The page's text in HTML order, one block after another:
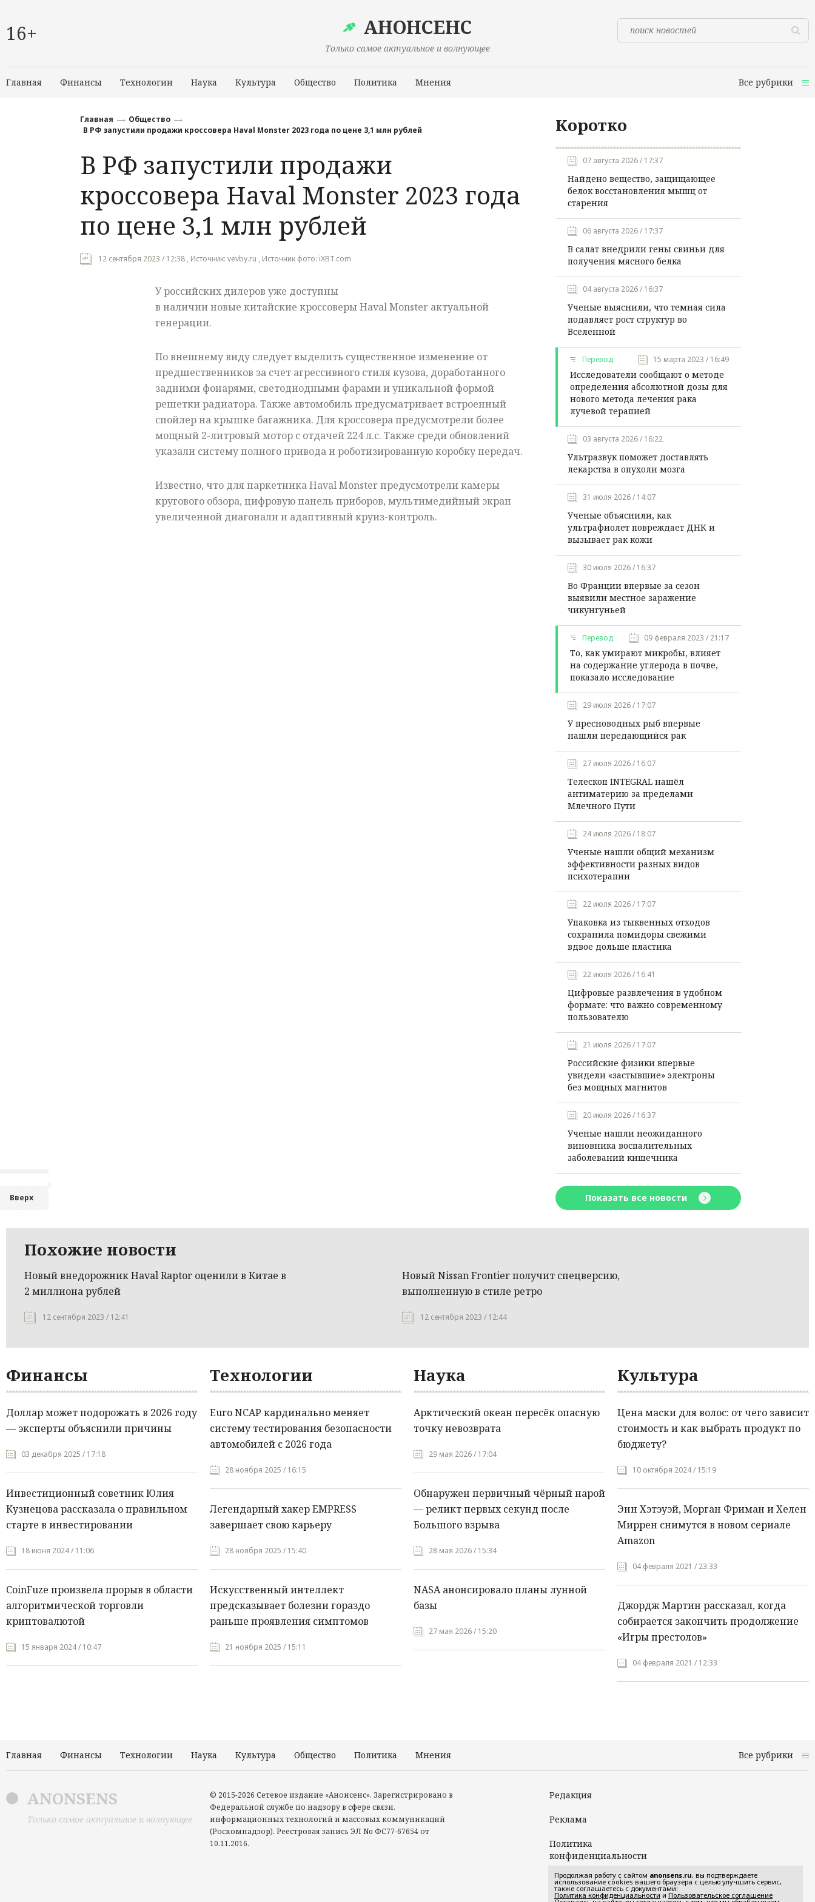
16+ АНОНСЕНС
Только самое актуальное и волнующее
Главная Финансы Технологии Наука Культура Общество Политика Мнения Все рубрики
Вверх
Главная
Общество
В РФ запустили продажи кроссовера Haval Monster 2023 года по цене 3,1 млн рублей
В РФ запустили продажи
кроссовера Haval Monster 2023 года
по цене 3,1 млн рублей
12 сентября 2023 / 12:38 , Источник: vevby.ru , Источник фото: iXBT.com
У российских дилеров уже доступны
в наличии новые китайские кроссоверы Haval Monster актуальной
генерации.
По внешнему виду следует выделить существенное изменение от
предшественников за счет агрессивного стиля кузова, доработанного
задними фонарями, светодиодными фарами и уникальной формой
решетки радиатора. Также автомобиль предусматривает встроенный
спойлер на крышке багажника. Для кроссовера предусмотрели более
мощный 2-литровый мотор с отдачей 224 л.с. Также среди обновлений
указали систему полного привода и роботизированную коробку передач.
Известно, что для паркетника Haval Monster предусмотрели камеры
кругового обзора, цифровую панель приборов, мультимедийный экран
увеличенной диагонали и адаптивный круиз-контроль.
Коротко
07 августа 2026 / 17:37
Найдено вещество, защищающее
белок восстановления мышц от
старения
06 августа 2026 / 17:37
В салат внедрили гены свиньи для
получения мясного белка
04 августа 2026 / 16:37
Ученые выяснили, что темная сила
подавляет рост структур во
Вселенной
Перевод 15 марта 2023 / 16:49
Исследователи сообщают о методе
определения абсолютной дозы для
нового метода лечения рака
лучевой терапией
03 августа 2026 / 16:22
Ультразвук поможет доставлять
лекарства в опухоли мозга
31 июля 2026 / 14:07
Ученые объяснили, как
ультрафиолет повреждает ДНК и
вызывает рак кожи
30 июля 2026 / 16:37
Во Франции впервые за сезон
выявили местное заражение
чикунгуньей
Перевод 09 февраля 2023 / 21:17
То, как умирают микробы, влияет
на содержание углерода в почве,
показало исследование
29 июля 2026 / 17:07
У пресноводных рыб впервые
нашли передающийся рак
27 июля 2026 / 16:07
Телескоп INTEGRAL нашёл
антиматерию за пределами
Млечного Пути
24 июля 2026 / 18:07
Ученые нашли общий механизм
эффективности разных видов
психотерапии
22 июля 2026 / 17:07
Упаковка из тыквенных отходов
сохранила помидоры свежими
вдвое дольше пластика
22 июля 2026 / 16:41
Цифровые развлечения в удобном
формате: что важно современному
пользователю
21 июля 2026 / 17:07
Российские физики впервые
увидели «застывшие» электроны
без мощных магнитов
20 июля 2026 / 16:37
Ученые нашли неожиданного
виновника воспалительных
заболеваний кишечника
Показать все новости
Похожие новости
Новый внедорожник Haval Raptor оценили в Китае в
2 миллиона рублей
12 сентября 2023 / 12:41
Новый Nissan Frontier получит спецверсию,
выполненную в стиле ретро
12 сентября 2023 / 12:44
Финансы
Доллар может подорожать в 2026 году
— эксперты объяснили причины
03 декабря 2025 / 17:18
Инвестиционный советник Юлия
Кузнецова рассказала о правильном
старте в инвестировании
18 июня 2024 / 11:06
CoinFuze произвела прорыв в области
алгоритмической торговли
криптовалютой
15 января 2024 / 10:47
Технологии
Euro NCAP кардинально меняет
систему тестирования безопасности
автомобилей с 2026 года
28 ноября 2025 / 16:15
Легендарный хакер EMPRESS
завершает свою карьеру
28 ноября 2025 / 15:40
Искусственный интеллект
предсказывает болезни гораздо
раньше проявления симптомов
21 ноября 2025 / 15:11
Наука
Арктический океан пересёк опасную
точку невозврата
29 мая 2026 / 17:04
Обнаружен первичный чёрный нарой
— реликт первых секунд после
Большого взрыва
28 мая 2026 / 15:34
NASA анонсировало планы лунной
базы
27 мая 2026 / 15:20
Культура
Цена маски для волос: от чего зависит
стоимость и как выбрать продукт по
бюджету?
10 октября 2024 / 15:19
Энн Хэтэуэй, Морган Фриман и Хелен
Миррен снимутся в новом сериале
Amazon
04 февраля 2021 / 23:33
Джордж Мартин рассказал, когда
собирается закончить продолжение
«Игры престолов»
04 февраля 2021 / 12:33
Главная Финансы Технологии Наука Культура Общество Политика Мнения Все рубрики
ANONSENS
Только самое актуальное и волнующее
© 2015-2026 Сетевое издание «Анонсенс». Зарегистрировано в
Федеральной службе по надзору в сфере связи,
информационных технологий и массовых коммуникаций
(Роскомнадзор). Реестровая запись ЭЛ No ФС77-67654 от
10.11.2016.
Редакция
Реклама
Политика
конфиденциальности
Пользовательское
соглашение
Продолжая работу с сайтом anonsens.ru, вы подтверждаете
использование cookies вашего браузера с целью улучшить сервис,
также соглашаетесь с документами:
Политика конфиденциальности и Пользовательское соглашение